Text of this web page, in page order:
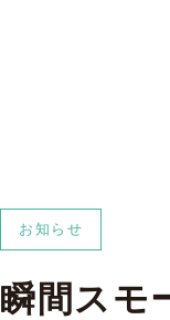
お知らせ
瞬間スモ